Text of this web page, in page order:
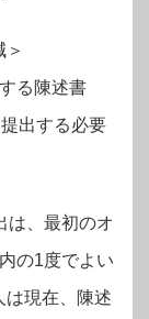
る陳述書
出する必要
は、最初のオ
の1度でよい
は現在、陳述